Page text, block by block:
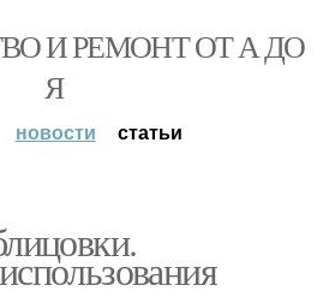
И РЕМОНТ ОТ А ДО
Я
новости статьи